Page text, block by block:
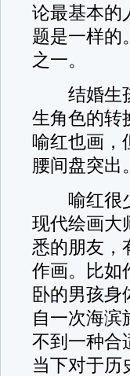
论最基本的
题是一样的
之一。
结婚生孩
生角色的转
喻红也画，
腰间盘突出
喻红很少
现代绘画大
悉的朋友，
作画。比如
卧的男孩身
自一次海滨
不到一种合
当下对于历